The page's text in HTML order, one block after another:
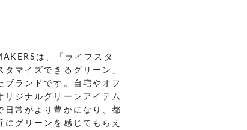
は、「ライフスタ
タマイズできるグリーン」
ブランドです。自宅やオフ
リジナルグリーンアイテム
日常がより豊かになり、都
にグリーンを感じてもらえ